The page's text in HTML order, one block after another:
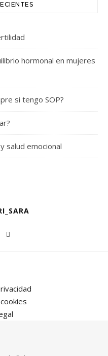
hormonal en mujeres
si tengo SOP?
salud emocional